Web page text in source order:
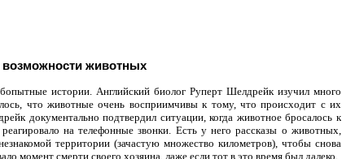
животных
истории. Английский биолог Руперт Шелдрейк изучил много
что животные очень восприимчивы к тому, что происходит с их
документально подтвердил ситуации, когда животное бросалось к
на телефонные звонки. Есть у него рассказы о животных,
территории (зачастую множество километров), чтобы снова
момент смерти своего хозяина, лаже если тот в это время был далеко.